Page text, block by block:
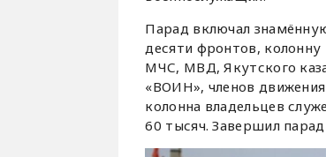
Парад включал
десяти фронтов,
МЧС, МВД, Якутского
«ВОИН», членов
колонна владельцев
60 тысяч. Завершил